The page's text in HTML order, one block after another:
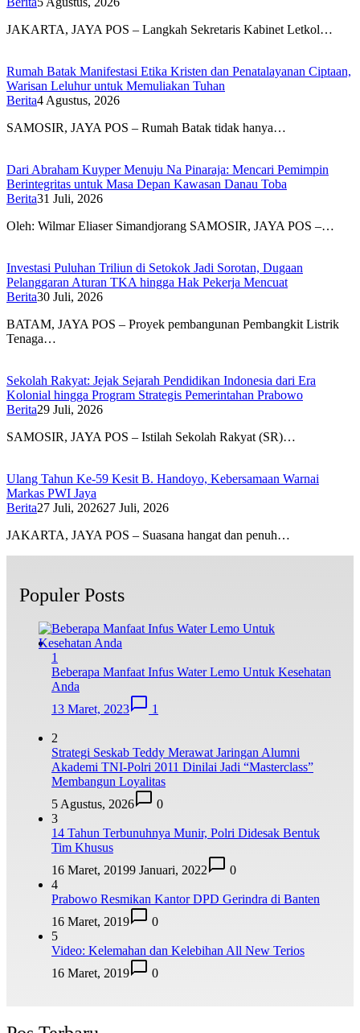
JAKARTA, JAYA POS – Langkah Sekretaris Kabinet Letkol…
Rumah Batak Manifestasi Etika Kristen dan Penatalayanan Ciptaan,
Warisan Leluhur untuk Memuliakan Tuhan
Berita4 Agustus, 2026
SAMOSIR, JAYA POS – Rumah Batak tidak hanya…
Dari Abraham Kuyper Menuju Na Pinaraja: Mencari Pemimpin
Berintegritas untuk Masa Depan Kawasan Danau Toba
Berita31 Juli, 2026
Oleh: Wilmar Eliaser Simandjorang SAMOSIR, JAYA POS –…
Investasi Puluhan Triliun di Setokok Jadi Sorotan, Dugaan
Pelanggaran Aturan TKA hingga Hak Pekerja Mencuat
Berita30 Juli, 2026
BATAM, JAYA POS – Proyek pembangunan Pembangkit Listrik
Tenaga…
Sekolah Rakyat: Jejak Sejarah Pendidikan Indonesia dari Era
Kolonial hingga Program Strategis Pemerintahan Prabowo
Berita29 Juli, 2026
SAMOSIR, JAYA POS – Istilah Sekolah Rakyat (SR)…
Ulang Tahun Ke-59 Kesit B. Handoyo, Kebersamaan Warnai
Markas PWI Jaya
Berita27 Juli, 202627 Juli, 2026
JAKARTA, JAYA POS – Suasana hangat dan penuh…
Populer Posts
1
Beberapa Manfaat Infus Water Lemo Untuk Kesehatan
Anda
13 Maret, 2023
1
2
Strategi Seskab Teddy Merawat Jaringan Alumni
Akademi TNI-Polri 2011 Dinilai Jadi “Masterclass”
Membangun Loyalitas
5 Agustus, 2026
0
3
14 Tahun Terbunuhnya Munir, Polri Didesak Bentuk
Tim Khusus
16 Maret, 20199 Januari, 2022
0
4
Prabowo Resmikan Kantor DPD Gerindra di Banten
16 Maret, 2019
0
5
Video: Kelemahan dan Kelebihan All New Terios
16 Maret, 2019
0